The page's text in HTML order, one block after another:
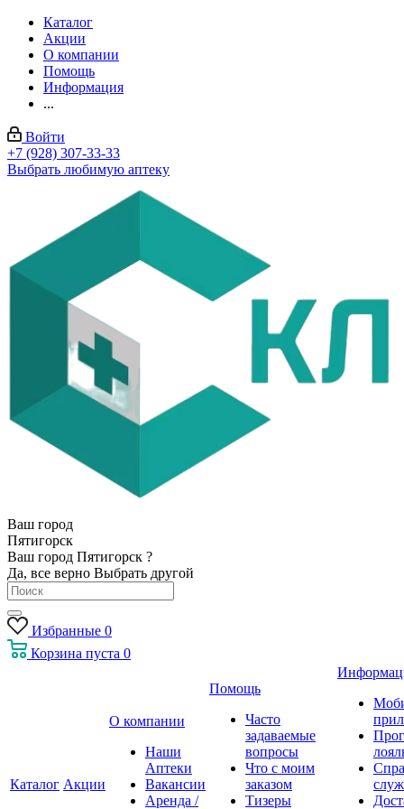
Каталог
Акции
О компании
Помощь
Информация
...
Войти
+7 (928) 307-33-33
Выбрать любимую аптеку
Ваш город
Пятигорск
Ваш город Пятигорск ?
Да, все верно Выбрать другой
Избранные 0
Корзина пуста 0
Каталог Акции
О компании
Наши
Аптеки
Вакансии
Аренда /
Помощь
Часто
задаваемые
вопросы
Что с моим
заказом
Тизеры